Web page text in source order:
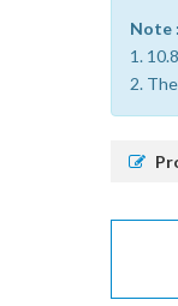
Note :
1.
2.